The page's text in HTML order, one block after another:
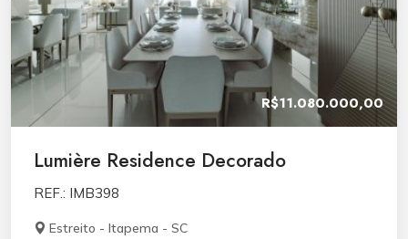
R$11.080.000,00
Lumière Residence Decorado
REF.: IMB398
Estreito - Itapema - SC